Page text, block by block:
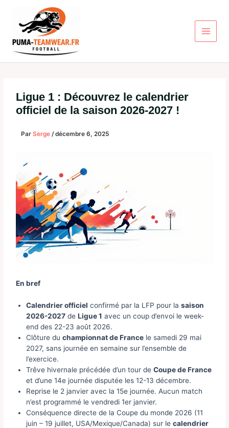
contenu
Ligue 1 : Découvrez le calendrier
officiel de la saison 2026-2027 !
ParSerge/décembre 6, 2025
En bref
Calendrier officiel confirmé par la LFP pour lasaison
2026-2027 deLigue 1 avec un coup d’envoi le week-
end des 22-23 août 2026.
Clôture duchampionnat de France le samedi 29 mai
2027, sans journée en semaine sur l’ensemble de
l’exercice.
Trêve hivernale précédée d’un tour deCoupe de France
et d’une 14e journée disputée les 12-13 décembre.
Reprise le 2 janvier avec la 15e journée. Aucun match
n’est programmé le vendredi 1er janvier.
Conséquence directe de la Coupe du monde 2026 (11
juin – 19 juillet, USA/Mexique/Canada) sur lecalendrier